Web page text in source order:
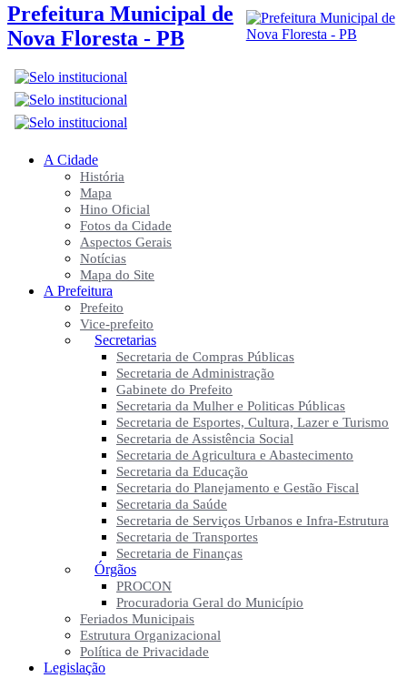
Prefeitura Municipal de
Nova Floresta - PB
A Cidade
História
Mapa
Hino Oficial
Fotos da Cidade
Aspectos Gerais
Notícias
Mapa do Site
A Prefeitura
Prefeito
Vice-prefeito
Secretarias
Secretaria de Compras Públicas
Secretaria de Administração
Gabinete do Prefeito
Secretaria da Mulher e Politicas Públicas
Secretaria de Esportes, Cultura, Lazer e Turismo
Secretaria de Assistência Social
Secretaria de Agricultura e Abastecimento
Secretaria da Educação
Secretaria do Planejamento e Gestão Fiscal
Secretaria da Saúde
Secretaria de Serviços Urbanos e Infra-Estrutura
Secretaria de Transportes
Secretaria de Finanças
Órgãos
PROCON
Procuradoria Geral do Município
Feriados Municipais
Estrutura Organizacional
Política de Privacidade
Legislação